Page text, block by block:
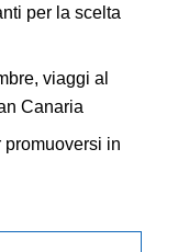
per la scelta
viaggi al
Canaria
promuoversi in